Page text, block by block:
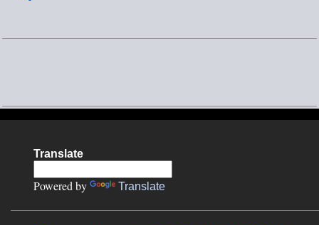
e
Translate
Powered by Translate